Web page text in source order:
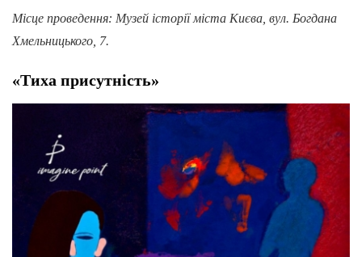
Місце проведення: Музей історії міста Києва, вул. Богдана
Хмельницького, 7.
«Тиха присутність»